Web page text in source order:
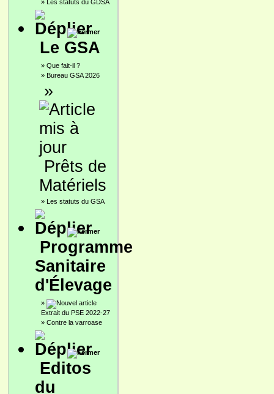
» Les statuts du GDSA
Le GSA
» Que fait-il ?
» Bureau GSA 2026
»
Prêts de
Matériels
» Les statuts du GSA
Programme
Sanitaire
d'Élevage
»
Extrait du PSE 2022-27
» Contre la varroase
Editos
du